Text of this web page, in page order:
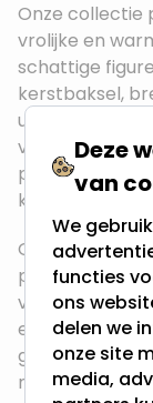
Onze collectie
vrolijke en
schattige
kerstbaksel,
uitstraling in
verschillende
poppen de
kerstdecoratie.
Of je nu op
pop voor in
voor op de
een passend
gedetailleerd
materialen,
Deze
van
We
functies
ons
delen we
onze site
media,